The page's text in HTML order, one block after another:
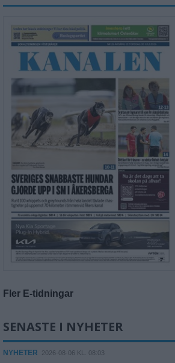
Fler E-tidningar
SENASTE I NYHETER
NYHETER 2026-08-06 KL. 08:03